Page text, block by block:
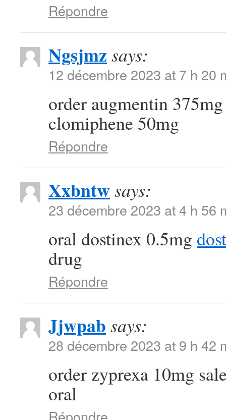
Répondre
Ngsjmz says:
12 décembre 2023 at 7 h 20
order augmentin
clomiphene 50mg
Répondre
Xxbntwsays:
23 décembre 2023 at 4 h 56
oral dostinex 0.5mg
drug
Répondre
Jjwpab says:
28 décembre 2023 at 9 h 42
order zyprexa 10mg
oral